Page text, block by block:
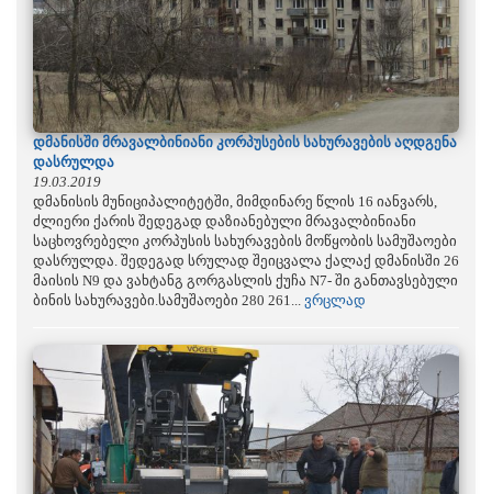
დმანისში მრავალბინიანი კორპუსების სახურავების აღდგენა
დასრულდა
19.03.2019
დმანისის მუნიციპალიტეტში, მიმდინარე წლის 16 იანვარს,
ძლიერი ქარის შედეგად დაზიანებული მრავალბინიანი
საცხოვრებელი კორპუსის სახურავების მოწყობის სამუშაოები
დასრულდა. შედეგად სრულად შეიცვალა ქალაქ დმანისში 26
მაისის N9 და ვახტანგ გორგასლის ქუჩა N7- ში განთავსებული
ბინის სახურავები.სამუშაოები 280 261... ვრცლად